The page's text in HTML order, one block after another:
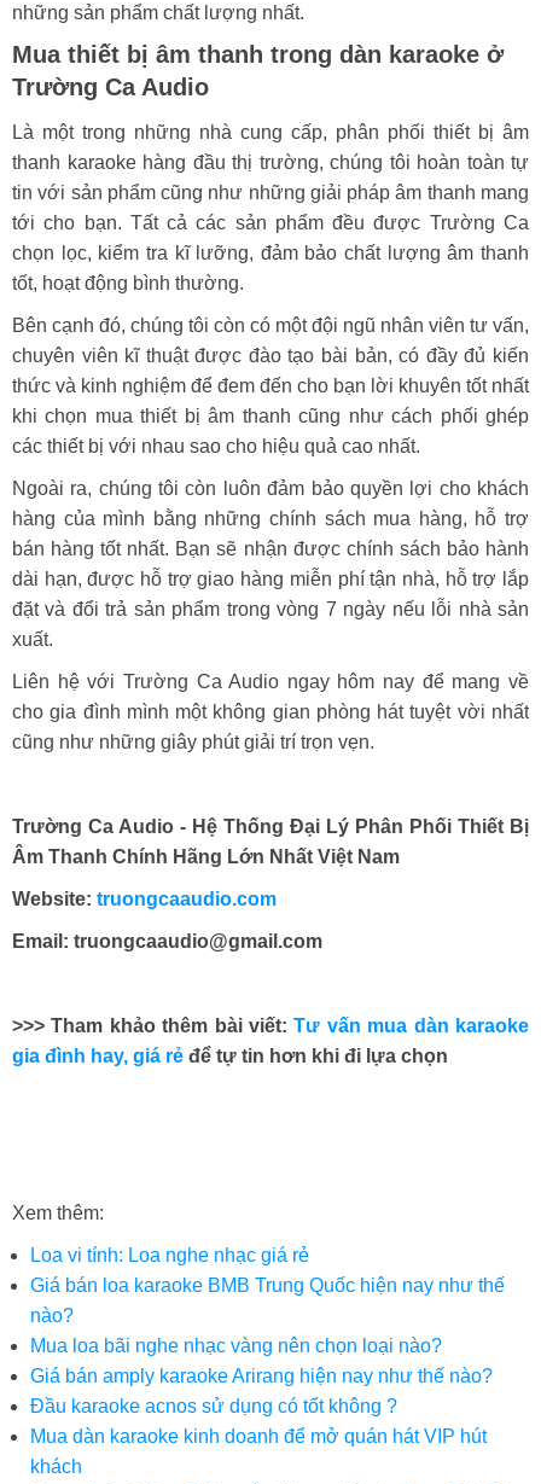
những sản phẩm chất lượng nhất.
Mua thiết bị âm thanh trong dàn karaoke ở
Trường Ca Audio
Là một trong những nhà cung cấp, phân phối thiết bị âm
thanh karaoke hàng đầu thị trường, chúng tôi hoàn toàn tự
tin với sản phẩm cũng như những giải pháp âm thanh mang
tới cho bạn. Tất cả các sản phẩm đều được Trường Ca
chọn lọc, kiểm tra kĩ lưỡng, đảm bảo chất lượng âm thanh
tốt, hoạt động bình thường.
Bên cạnh đó, chúng tôi còn có một đội ngũ nhân viên tư vấn,
chuyên viên kĩ thuật được đào tạo bài bản, có đầy đủ kiến
thức và kinh nghiệm để đem đến cho bạn lời khuyên tốt nhất
khi chọn mua thiết bị âm thanh cũng như cách phối ghép
các thiết bị với nhau sao cho hiệu quả cao nhất.
Ngoài ra, chúng tôi còn luôn đảm bảo quyền lợi cho khách
hàng của mình bằng những chính sách mua hàng, hỗ trợ
bán hàng tốt nhất. Bạn sẽ nhận được chính sách bảo hành
dài hạn, được hỗ trợ giao hàng miễn phí tận nhà, hỗ trợ lắp
đặt và đổi trả sản phẩm trong vòng 7 ngày nếu lỗi nhà sản
xuất.
Liên hệ với Trường Ca Audio ngay hôm nay để mang về
cho gia đình mình một không gian phòng hát tuyệt vời nhất
cũng như những giây phút giải trí trọn vẹn.
Trường Ca Audio - Hệ Thống Đại Lý Phân Phối Thiết Bị
Âm Thanh Chính Hãng Lớn Nhất Việt Nam
Website: truongcaaudio.com
Email: truongcaaudio@gmail.com
>>> Tham khảo thêm bài viết:Tư vấn mua dàn karaoke
gia đình hay, giá rẻ để tự tin hơn khi đi lựa chọn
Xem thêm:
Loa vi tính: Loa nghe nhạc giá rẻ
Giá bán loa karaoke BMB Trung Quốc hiện nay như thế
nào?
Mua loa bãi nghe nhạc vàng nên chọn loại nào?
Giá bán amply karaoke Arirang hiện nay như thế nào?
Đầu karaoke acnos sử dụng có tốt không ?
Mua dàn karaoke kinh doanh để mở quán hát VIP hút
khách